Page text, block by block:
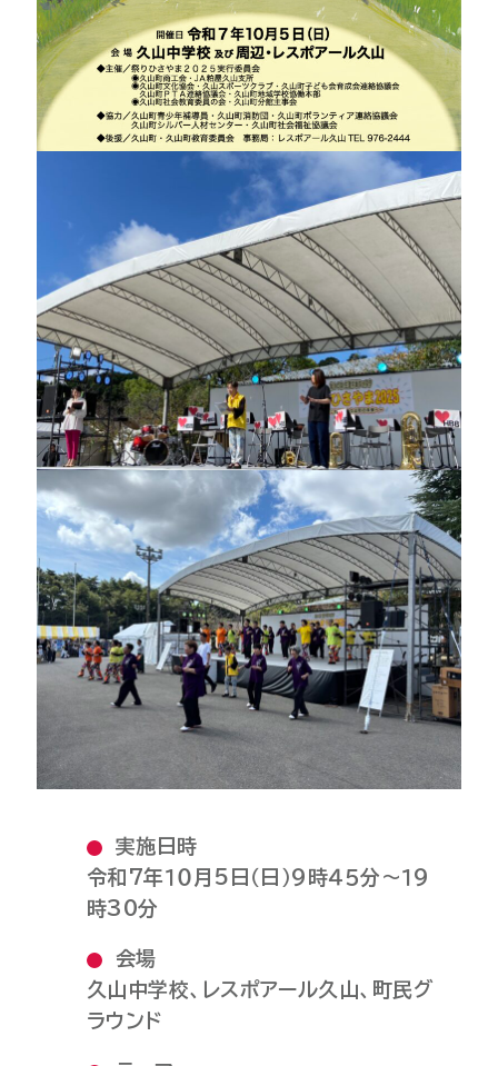
実施日時
令和7年１０月5日（日）９時４５分～１９
時30分
会場
久山中学校、レスポアール久山、町民グ
ラウンド